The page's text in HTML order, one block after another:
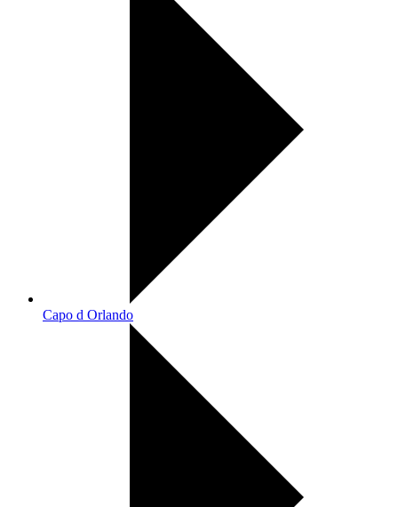
Capo d Orlando